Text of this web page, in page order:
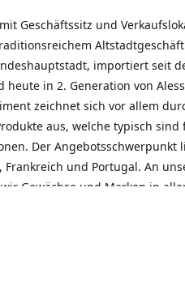
Geschäftssitz und
importiert seit
heute in 2. Generation von
zeichnet sich vor allem
aus, welche typisch
Der Angebotsschwerpunkt
Frankreich und Portugal. An
Gewächse und Marken in